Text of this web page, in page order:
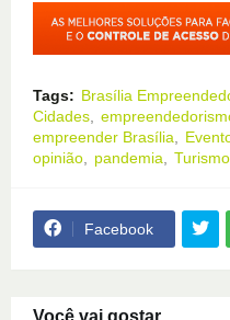
Tags: Brasília
Cidades
empreender Brasília
opinião
pandemia Turismo
Facebook
Você vai gostar